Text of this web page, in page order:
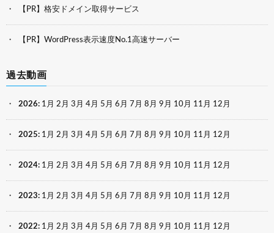
【PR】格安ドメイン取得サービス
【PR】WordPress表示速度No.1高速サーバー
過去動画
2026: 1月 2月 3月 4月 5月 6月 7月 8月 9月 10月 11月 12月
2025: 1月 2月 3月 4月 5月 6月 7月 8月 9月 10月 11月 12月
2024: 1月 2月 3月 4月 5月 6月 7月 8月 9月 10月 11月 12月
2023: 1月 2月 3月 4月 5月 6月 7月 8月 9月 10月 11月 12月
2022: 1月 2月 3月 4月 5月 6月 7月 8月 9月 10月 11月 12月